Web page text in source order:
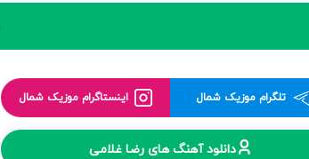
تلگرام موزیک شمال اینستاگرام موزیک شمال
دانلود آهنگ های رضا غلامی